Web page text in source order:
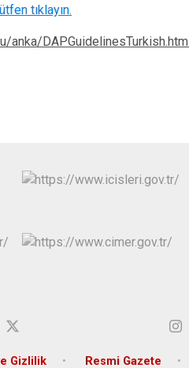
tıklayın.
anka/
Gizlilik Resmi Gazete